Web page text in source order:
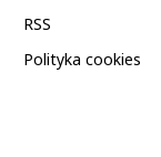
RSS
Polityka cookies